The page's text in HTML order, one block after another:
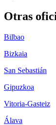
Otras
Bilbao
Bizkaia
San Sebastián
Gipuzkoa
Vitoria-Gasteiz
Álava